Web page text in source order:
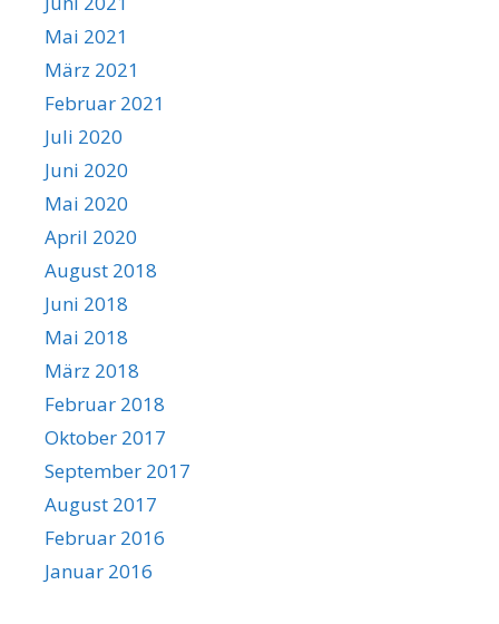
Mai 2021
März 2021
Februar 2021
Juli 2020
Juni 2020
Mai 2020
April 2020
August 2018
Juni 2018
Mai 2018
März 2018
Februar 2018
Oktober 2017
September 2017
August 2017
Februar 2016
Januar 2016